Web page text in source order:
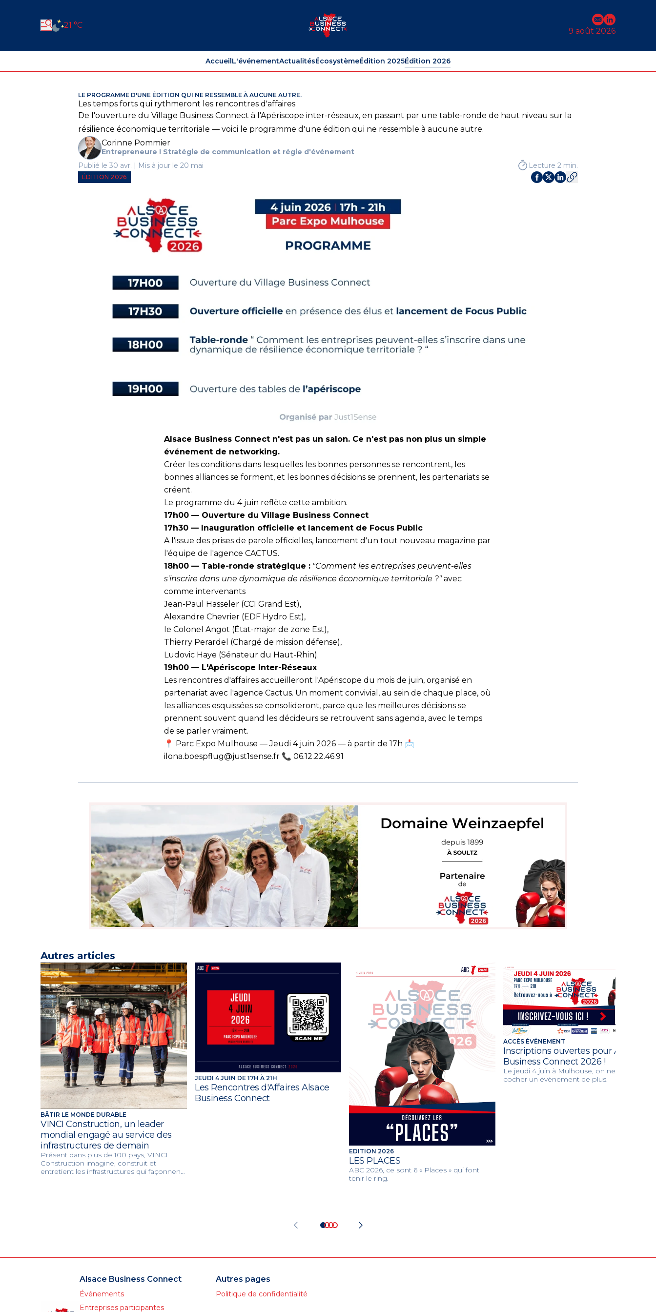
21 °C
E-mail
Profil
9 août 2026
AccueilL'événementActualitésÉcosystèmeÉdition 2025Édition 2026
LE PROGRAMME D'UNE ÉDITION QUI NE RESSEMBLE À AUCUNE AUTRE.
Les temps forts qui rythmeront les rencontres d'affaires
De l'ouverture du Village Business Connect à l'Apériscope inter-réseaux, en passant par une table-ronde de haut niveau sur la
résilience économique territoriale — voici le programme d'une édition qui ne ressemble à aucune autre.
Corinne Pommier
Entrepreneure I Stratégie de communication et régie d'événement
Publié le 30 avr. | Mis à jour le 20 mai
Lecture 2 min.
ÉDITION 2026
Alsace Business Connect n'est pas un salon. Ce n'est pas non plus un simple
événement de networking.
Créer les conditions dans lesquelles les bonnes personnes se rencontrent, les
bonnes alliances se forment, et les bonnes décisions se prennent, les partenariats se
créent.
Le programme du 4 juin reflète cette ambition.
17h00 — Ouverture du Village Business Connect
17h30 — Inauguration officielle et lancement de Focus Public
A l'issue des prises de parole officielles, lancement d'un tout nouveau magazine par
l'équipe de l'agence CACTUS.
18h00 — Table-ronde stratégique : "Comment les entreprises peuvent-elles
s'inscrire dans une dynamique de résilience économique territoriale ?"avec
comme intervenants
Jean-Paul Hasseler (CCI Grand Est),
Alexandre Chevrier (EDF Hydro Est),
le Colonel Angot (État-major de zone Est),
Thierry Perardel (Chargé de mission défense),
Ludovic Haye (Sénateur du Haut-Rhin).
19h00 — L'Apériscope Inter-Réseaux
Les rencontres d'affaires accueilleront l'Apériscope du mois de juin, organisé en
partenariat avec l'agence Cactus. Un moment convivial, au sein de chaque place, où
les alliances esquissées se consolideront, parce que les meilleures décisions se
prennent souvent quand les décideurs se retrouvent sans agenda, avec le temps
de se parler vraiment.
📍 Parc Expo Mulhouse — Jeudi 4 juin 2026 — à partir de 17h 📩
ilona.boespflug@just1sense.fr 📞 06.12.22.46.91
Autres articles
BÂTIR LE MONDE DURABLE
VINCI Construction, un leader
mondial engagé au service des
infrastructures de demain
Présent dans plus de 100 pays, VINCI
Construction imagine, construit et
entretient les infrastructures qui façonnent
JEUDI 4 JUIN DE 17H À 21H
Les Rencontres d'Affaires Alsace
Business Connect
EDITION 2026
LES PLACES
ABC 2026, ce sont 6 « Places » qui font
tenir le ring.
ACCÈS ÉVÉNEMENT
Inscriptions ouvertes pour Alsace
Business Connect 2026 !
Le jeudi 4 juin à Mulhouse, on ne vient pas
cocher un événement de plus.
Alsace Business Connect
Événements
Entreprises participantes
Autres pages
Politique de confidentialité